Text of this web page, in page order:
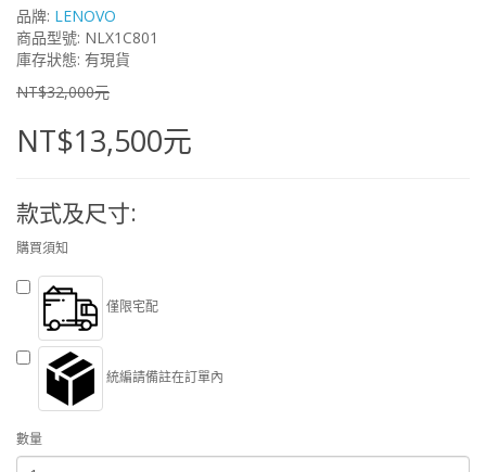
品牌: LENOVO
商品型號: NLX1C801
庫存狀態: 有現貨
NT$32,000元
NT$13,500元
款式及尺寸:
購買須知
僅限宅配
統編請備註在訂單內
數量